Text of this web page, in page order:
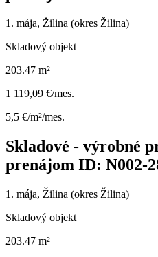
1. mája, Žilina (okres Žilina)
Skladový objekt
203.47 m²
1 119,09 €/mes.
5,5 €/m²/mes.
Skladové - výrobné
prenájom ID: N002-
1. mája, Žilina (okres Žilina)
Skladový objekt
203.47 m²